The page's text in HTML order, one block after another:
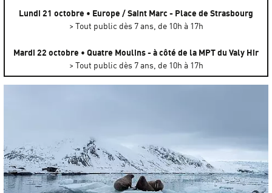
Lundi 21 octobre • Europe / Saint Marc - Place de Strasbourg
> Tout public dès 7 ans, de 10h à 17h
Mardi 22 octobre • Quatre Moulins - à côté de la MPT du Valy Hir
> Tout public dès 7 ans, de 10h à 17h